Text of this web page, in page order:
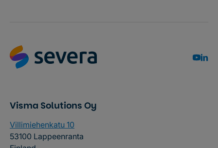
Visma Solutions Oy
Villimiehenkatu 10
53100 Lappeenranta